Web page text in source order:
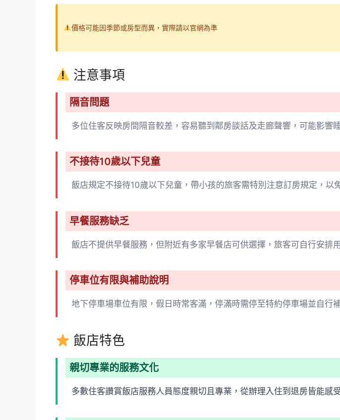
價格可能因季節或房型而異，實際請以官網為準
注意事項
隔音問題
多位住客反映房間隔音較差，容易聽到鄰房談話及走廊聲響，可能影響
不接待10歲以下兒童
飯店規定不接待10歲以下兒童，帶小孩的旅客需特別注意訂房規定，以
早餐服務缺乏
飯店不提供早餐服務，但附近有多家早餐店可供選擇，旅客可自行安排
停車位有限與補助說明
地下停車場車位有限，假日時常客滿，停滿時需停至特約停車場並自行
飯店特色
親切專業的服務文化
多數住客讚賞飯店服務人員態度親切且專業，從辦理入住到退房皆能感